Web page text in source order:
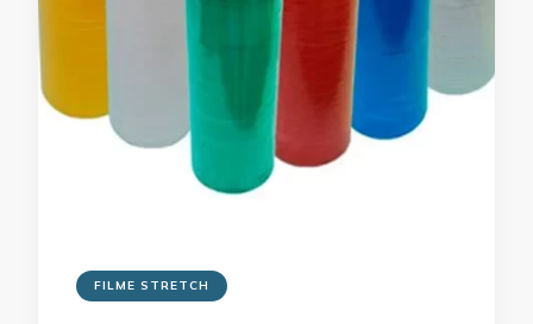
FILME STRETCH